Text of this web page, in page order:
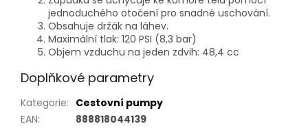
jednoduchého otočení pro snadné uschování.
Obsahuje držák na láhev.
Maximální tlak: 120 PSI (8,3 bar)
Objem vzduchu na jeden zdvih: 48,4 cc
Doplňkové parametry
Kategorie: Cestovní pumpy
EAN: 888818044139